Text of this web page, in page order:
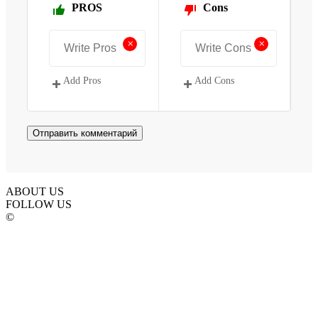
PROS
+
Add Pros
Cons
+
Add Cons
ABOUT US
FOLLOW US
©